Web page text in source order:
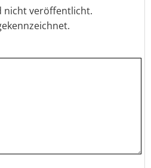
nicht veröffentlicht.